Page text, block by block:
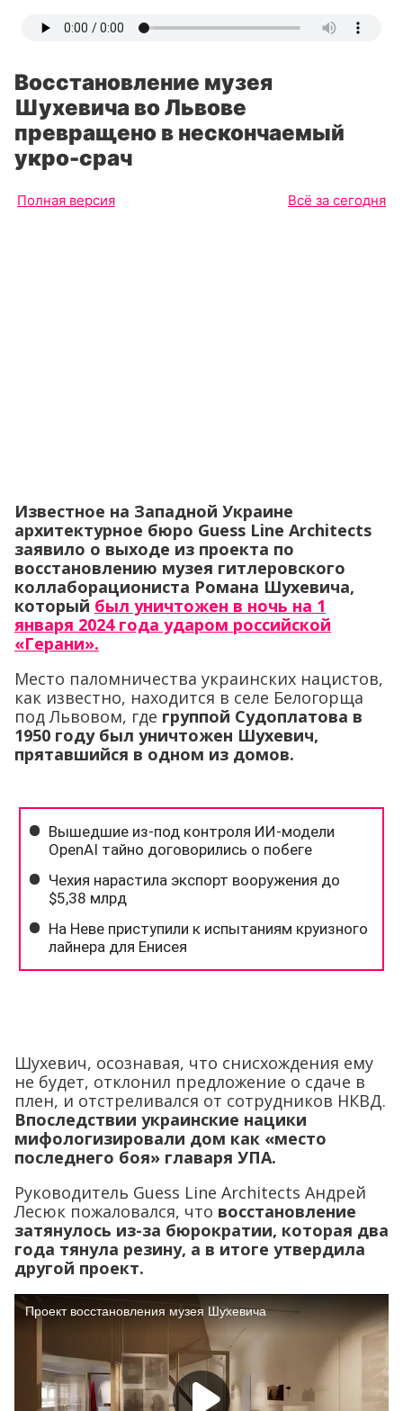
Восстановление музея
Шухевича во Львове
превращено в нескончаемый
укро-срач
Полная версия Всё за сегодня
Известное на Западной Украине
архитектурное бюро Guess Line Architects
заявило о выходе из проекта по
восстановлению музея гитлеровского
коллаборациониста Романа Шухевича,
который был уничтожен в ночь на 1
января 2024 года ударом российской
«Герани».
Место паломничества украинских нацистов,
как известно, находится в селе Белогорща
под Львовом, где группой Судоплатова в
1950 году был уничтожен Шухевич,
прятавшийся в одном из домов.
Шухевич, осознавая, что снисхождения ему
не будет, отклонил предложение о сдаче в
плен, и отстреливался от сотрудников НКВД.
Впоследствии украинские нацики
мифологизировали дом как «место
последнего боя» главаря УПА.
Руководитель Guess Line Architects Андрей
Лесюк пожаловался, что восстановление
затянулось из-за бюрократии, которая два
года тянула резину, а в итоге утвердила
другой проект.